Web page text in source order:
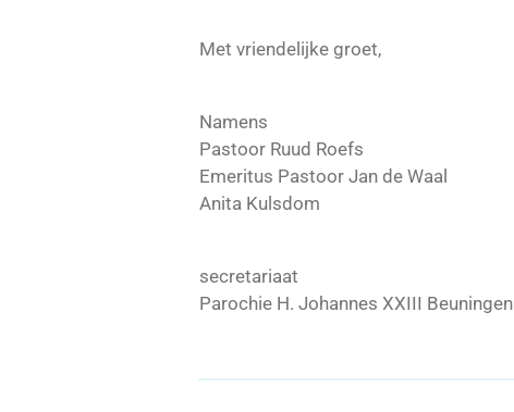
Met vriendelijke groet,
Namens
Pastoor Ruud Roefs
Emeritus Pastoor Jan de Waal
Anita Kulsdom
secretariaat
Parochie H. Johannes XXIII Beuningen